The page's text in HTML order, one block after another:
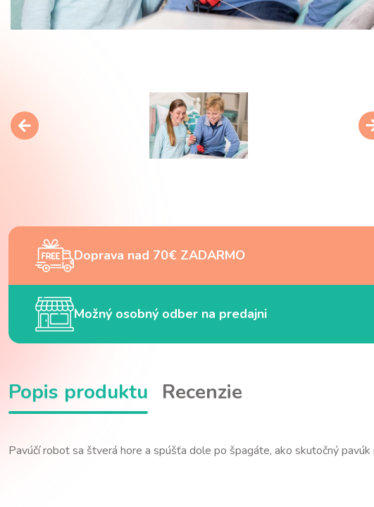
Doprava nad 70€ ZADARMO
Možný osobný odber na predajni
Popis produktu Recenzie
Pavúčí robot sa štverá hore a spúšťa dole po špagáte, ako skutočný pavúk